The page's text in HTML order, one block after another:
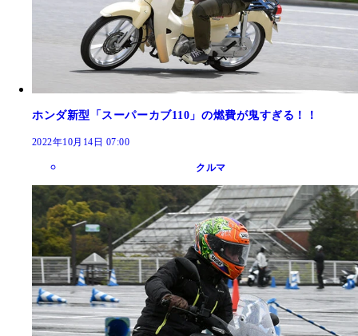
ホンダ新型「スーパーカブ110」の燃費が鬼すぎる！！
2022年10月14日 07:00
クルマ